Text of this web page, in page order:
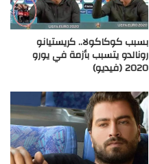
بسبب كوكاكولا.. كريستيانو
رونالدو يتسبب بأزمة في يورو
2020 (فيديو)